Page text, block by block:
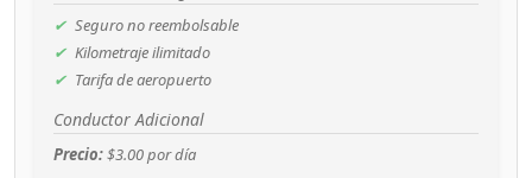
✔ Segurono reembolsable
✔ Kilometraje ilimitado
✔ Tarifa de aeropuerto
Conductor Adicional
Precio:$3.00 por día